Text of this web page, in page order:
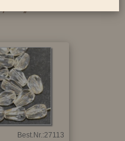
› »
Best.Nr.:27113